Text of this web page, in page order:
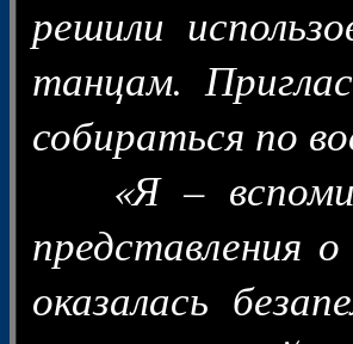
решили
танцам.
собираться по
«Я –
представления
оказалась